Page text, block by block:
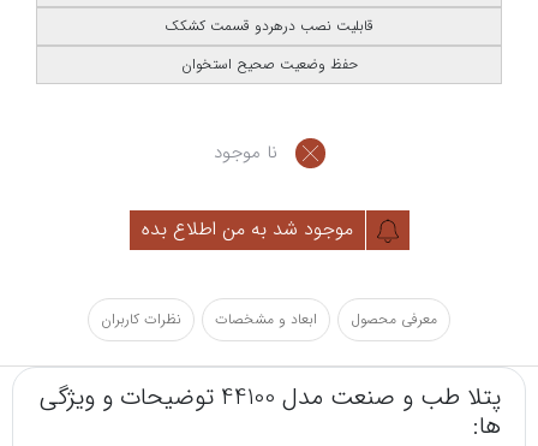
قابلیت نصب درهردو قسمت کشکک
حفظ وضعیت صحیح استخوان
نا موجود
موجود شد به من اطلاع بده
معرفی محصول ابعاد و مشخصات نظرات کاربران
پتلا طب و صنعت مدل 44100 توضیحات و ویژگی
ها: